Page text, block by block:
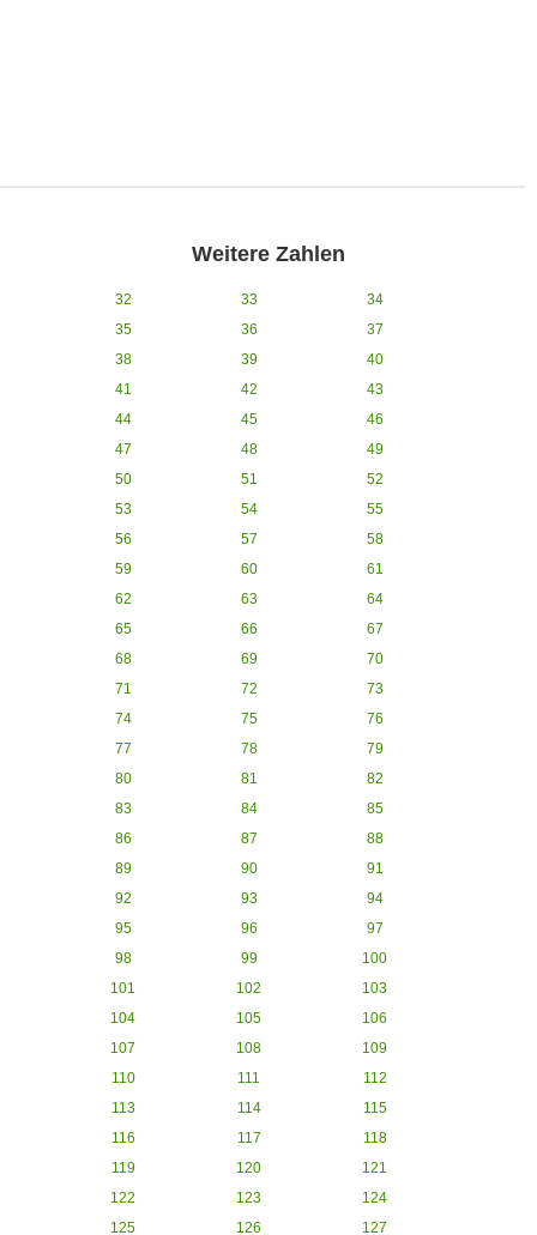
Weitere Zahlen
32 33
34
35
36
37
38
39
40
41
42
43
44
45
46
47
48
49
50
51
52
53
54
55
56
57
58
59
60
61
62
63
64
65
66
67
68
69
70
71
72
73
74
75
76
77
78
79
80
81
82
83
84
85
86
87
88
89
90
91
92
93
94
95
96
97
98
99
100
101
102
103
104
105
106
107
108
109
110
111
112
113
114
115
116
117
118
119
120
121
122
123
124
125
126 127